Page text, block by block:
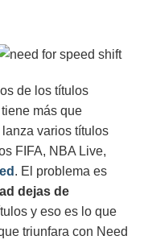
de los títulos
tiene más que
varios títulos
FIFA, NBA Live,
. El problema es
dejas de
y eso es lo que
triunfara con Need